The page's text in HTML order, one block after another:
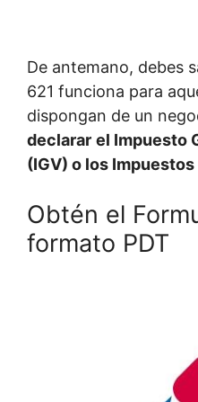
De antemano, debes
621 funciona para
dispongan de un
declarar el Impuesto
(IGV) o los Impuestos
Obtén el
formato PDT